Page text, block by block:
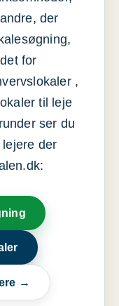
der
for
,
til leje
ser du
der
→